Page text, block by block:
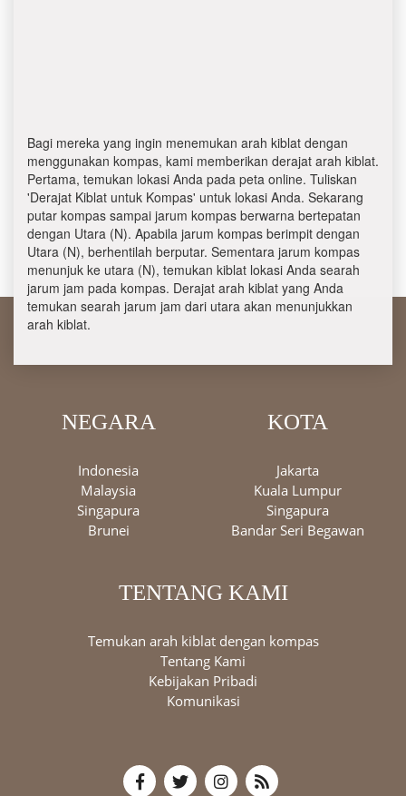
Bagi mereka yang ingin menemukan arah kiblat dengan
menggunakan kompas, kami memberikan derajat arah kiblat.
Pertama, temukan lokasi Anda pada peta online. Tuliskan
'Derajat Kiblat untuk Kompas' untuk lokasi Anda. Sekarang
putar kompas sampai jarum kompas berwarna bertepatan
dengan Utara (N). Apabila jarum kompas berimpit dengan
Utara (N), berhentilah berputar. Sementara jarum kompas
menunjuk ke utara (N), temukan kiblat lokasi Anda searah
jarum jam pada kompas. Derajat arah kiblat yang Anda
temukan searah jarum jam dari utara akan menunjukkan
arah kiblat.
NEGARA
Indonesia
Malaysia
Singapura
Brunei
KOTA
Jakarta
Kuala Lumpur
Singapura
Bandar Seri Begawan
TENTANG KAMI
Temukan arah kiblat dengan kompas
Tentang Kami
Kebijakan Pribadi
Komunikasi